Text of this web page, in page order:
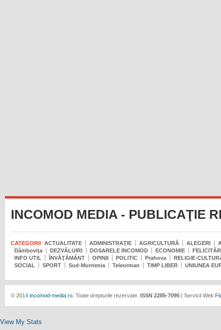
INCOMOD MEDIA - PUBLICAŢIE
CATEGORII ACTUALITATE ADMINISTRAŢIE AGRICULTURĂ ALEGERI
Dâmboviţa
DEZVĂLUIRI DOSARELE INCOMOD ECONOMIE
INFO UTIL
ÎNVĂŢĂMÂNT OPINII POLITIC Prahova
RELIGIE-
SOCIAL
SPORT Sud-Muntenia Teleorman TIMP LIBER UNIUNEA
© 2014incomod-media.ro. Toate drepturile rezervate. ISSN 2285-7095| Servicii Web
View My Stats